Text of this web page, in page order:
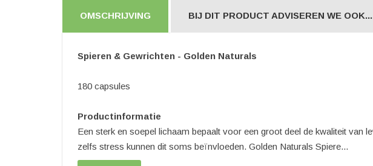
OMSCHRIJVING BIJ DIT PRODUCT ADVISEREN WE
Spieren & Gewrichten - Golden Naturals
180 capsules
Productinformatie
Een sterk en soepel lichaam bepaalt voor een groot deel de kwaliteit van
zelfs stress kunnen dit soms beïnvloeden. Golden Naturals Spiere...